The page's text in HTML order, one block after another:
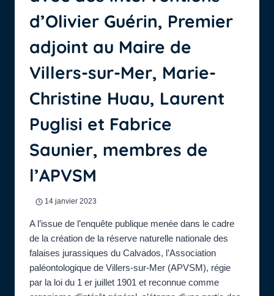
d’Olivier Guérin, Premier
adjoint au Maire de
Villers-sur-Mer, Marie-
Christine Huau, Laurent
Puglisi et Fabrice
Saunier, membres de
l’APVSM
14 janvier 2023
A l’issue de l’enquête publique menée dans le cadre
de la création de la réserve naturelle nationale des
falaises jurassiques du Calvados, l’Association
paléontologique de Villers-sur-Mer (APVSM), régie
par la loi du 1 er juillet 1901 et reconnue comme